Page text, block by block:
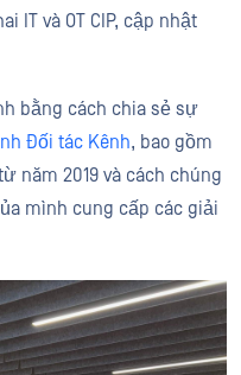
IT và OT CIP, cập nhật
bằng cách chia sẻ sự
Đối tác Kênh, bao gồm
năm 2019 và cách chúng
mình cung cấp các giải